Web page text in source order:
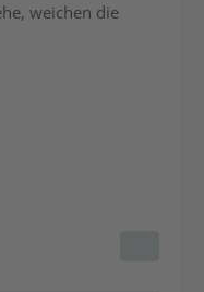
weichen die